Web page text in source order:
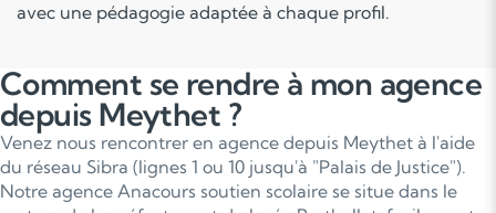
avec une pédagogie adaptée à chaque profil.
Comment se rendre à mon agence
depuis Meythet ?
Venez nous rencontrer en agence depuis Meythet à l'aide
du réseau Sibra (lignes 1 ou 10 jusqu'à "Palais de Justice").
Notre agence Anacours soutien scolaire se situe dans le